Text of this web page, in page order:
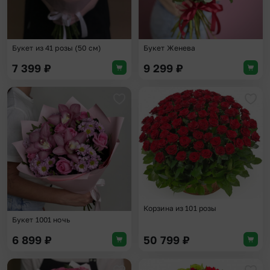
Букет из 41 розы (50 см)
7 399 ₽
Букет Женева
9 299 ₽
Добавить в избранное
Букет 1001 ночь
6 899 ₽
Корзина из 101 розы
50 799 ₽